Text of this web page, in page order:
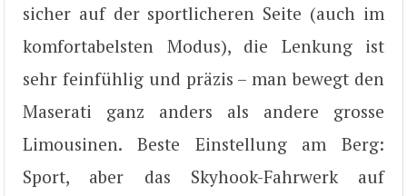
sicher auf der sportlicheren Seite (auch im
komfortabelsten Modus), die Lenkung ist
sehr feinfühlig und präzis – man bewegt den
Maserati ganz anders als andere grosse
Limousinen. Beste Einstellung am Berg:
Sport, aber das Skyhook-Fahrwerk auf